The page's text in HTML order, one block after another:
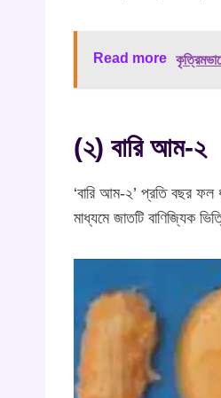
Read more
(২) বারি আম-২
‘বারি আম-২’ প্রতি বছর ফল
মাধ্যমে জাতটি বাণিজ্যিক